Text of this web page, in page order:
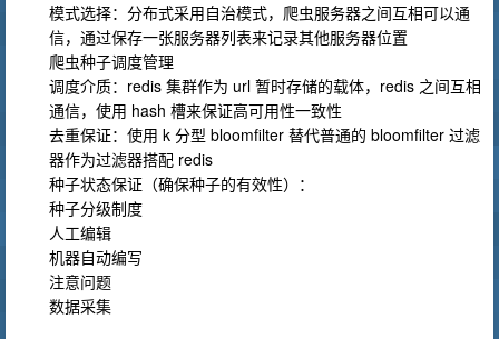
模式选择：分布式采用自治模式，爬虫服务器之间互相可以通
信，通过保存一张服务器列表来记录其他服务器位置
爬虫种子调度管理
调度介质：redis 集群作为 url 暂时存储的载体，redis 之间互相
通信，使用 hash 槽来保证高可用性一致性
去重保证：使用 k 分型 bloomfilter 替代普通的 bloomfilter 过滤
器作为过滤器搭配 redis
种子状态保证（确保种子的有效性）：
种子分级制度
人工编辑
机器自动编写
注意问题
数据采集